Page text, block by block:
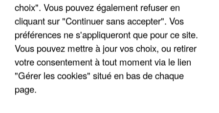
choix". Vous pouvez également refuser en
cliquant sur "Continuer sans accepter". Vos
préférences ne s'appliqueront que pour ce site.
Vous pouvez mettre à jour vos choix, ou retirer
votre consentement à tout moment via le lien
"Gérer les cookies" situé en bas de chaque
page.